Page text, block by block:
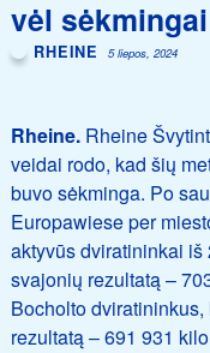
vėl
RHEINE 5 liepos, 2024
Rheine.Rheine
veidai rodo, kad šių
buvo sėkminga. Po
Europawiese per
aktyvūs dviratininkai
svajonių rezultatą –
Bocholto
rezultatą – 691 931